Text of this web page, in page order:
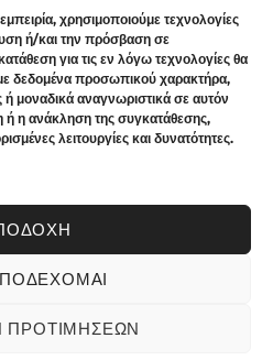
χρησιμοποιούμε τεχνολογίες
ή/και την πρόσβαση σε
για τις εν λόγω τεχνολογίες θα
δεδομένα προσωπικού χαρακτήρα,
μοναδικά αναγνωριστικά σε αυτόν
ή η ανάκληση της συγκατάθεσης,
λειτουργίες και δυνατότητες.